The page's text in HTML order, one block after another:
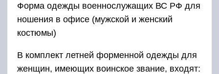
Форма одежды военнослужащих ВС РФ для
ношения в офисе (мужской и женский
костюмы)
В комплект летней форменной одежды для
женщин, имеющих воинское звание, входят: